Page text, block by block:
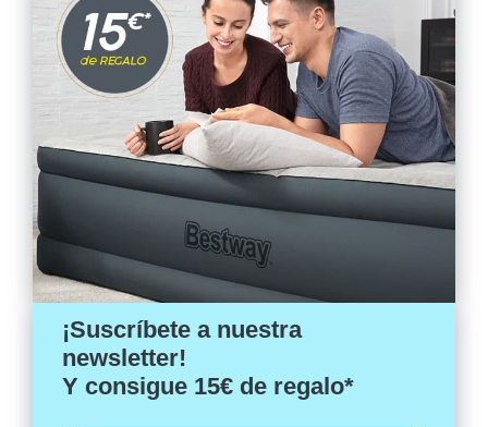
¡Suscríbete a nuestra
newsletter!
Y consigue 15€ de regalo*